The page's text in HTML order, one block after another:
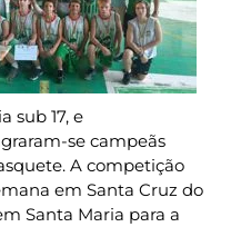
sub 17, e
se campeãs
A competição
em Santa Cruz do
Santa Maria para a